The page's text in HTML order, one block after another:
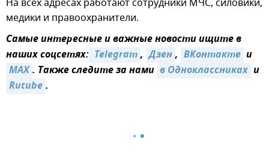
На всех адресах работают сотрудники МЧС, силовики,
медики и правоохранители.
Самые интересные и важные новости ищите в
наших соцсетях: Telegram, Дзен, ВКонтакте и
MAX. Также следите за нами в Одноклассниках и
Rutube.